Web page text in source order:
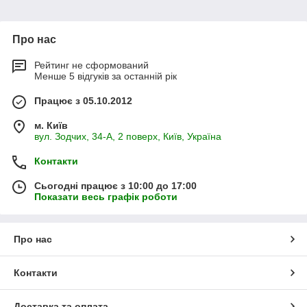
Про нас
Рейтинг не сформований
Менше 5 відгуків за останній рік
Працює з 05.10.2012
м. Київ
вул. Зодчих, 34-А, 2 поверх, Київ, Україна
Контакти
Сьогодні працює з 10:00 до 17:00
Показати весь графік роботи
Про нас
Контакти